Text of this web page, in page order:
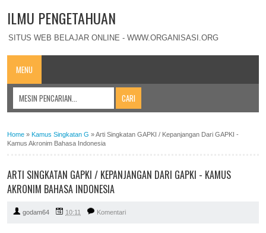
ILMU PENGETAHUAN
SITUS WEB BELAJAR ONLINE - WWW.ORGANISASI.ORG
MENU
Home » Kamus Singkatan G »Arti Singkatan GAPKI / Kepanjangan Dari GAPKI -
Kamus Akronim Bahasa Indonesia
ARTI SINGKATAN GAPKI / KEPANJANGAN DARI GAPKI - KAMUS
AKRONIM BAHASA INDONESIA
godam64 10:11 Komentari